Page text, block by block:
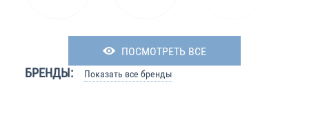
ПОСМОТРЕТЬ ВСЕ
БРЕНДЫ: Показать все бренды